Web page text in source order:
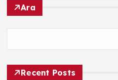
Ara
Recent Posts